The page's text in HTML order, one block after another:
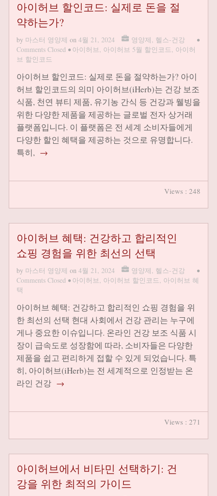
아이허브 할인코드: 실제로 돈을 절
약하는가?
by 마스터 영양제 on 4월 21, 2024 영양제, 헬스-건강
•
Comments Closed • 아이허브, 아이허브 5월 할인코드, 아이허
브 할인코드
아이허브 할인코드: 실제로 돈을 절약하는가? 아이
허브 할인코드의 의미 아이허브(iHerb)는 건강 보조
식품, 천연 뷰티 제품, 유기농 간식 등 건강과 웰빙을
위한 다양한 제품을 제공하는 글로벌 전자 상거래
플랫폼입니다. 이 플랫폼은 전 세계 소비자들에게
다양한 할인 혜택을 제공하는 것으로 유명합니다.
특히, →
Views : 248
아이허브 혜택: 건강하고 합리적인
쇼핑 경험을 위한 최선의 선택
by 마스터 영양제 on 4월 21, 2024 영양제, 헬스-건강
•
Comments Closed • 아이허브, 아이허브 할인코드, 아이허브 혜
택
아이허브 혜택: 건강하고 합리적인 쇼핑 경험을 위
한 최선의 선택 현대 사회에서 건강 관리는 누구에
게나 중요한 이슈입니다. 온라인 건강 보조 식품 시
장이 급속도로 성장함에 따라, 소비자들은 다양한
제품을 쉽고 편리하게 접할 수 있게 되었습니다. 특
히, 아이허브(iHerb)는 전 세계적으로 인정받는 온
라인 건강 →
Views : 271
아이허브에서 비타민 선택하기: 건
강을 위한 최적의 가이드